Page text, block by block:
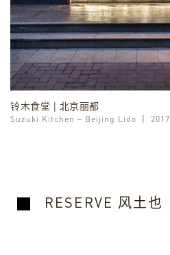
铃木食堂 | 北京丽都
Suzuki Kitchen – Beijing Lido 2017
RESERVE 风土也